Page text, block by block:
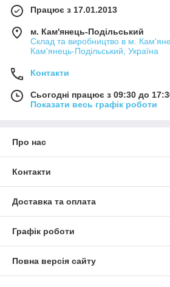
Працює з 17.01.2013
м. Кам'янець-Подільський
Склад та виробництво в м.
Кам'янець-Подільський, Україна
Контакти
Сьогодні працює з 09:30 до
Показати весь графік роботи
Про нас
Контакти
Доставка та оплата
Графік роботи
Повна версія сайту